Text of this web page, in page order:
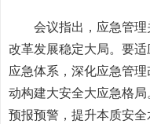
会议指出，应急管
改革发展稳定大局。要
应急体系，深化应急管
动构建大安全大应急格
预报预警，提升本质安